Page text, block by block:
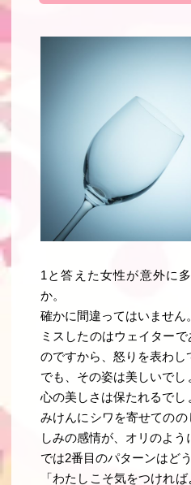
1と答えた女性が意外に
か。
確かに間違ってはいません
ミスしたのはウェイター
のですから、怒りを表わし
でも、 その姿は美しいでし
心の美しさは保たれるでし
みけんにシワを寄せての
しみの感情が、オリのよう
では2番目のパターンはど
「わたしこそ気をつけれ